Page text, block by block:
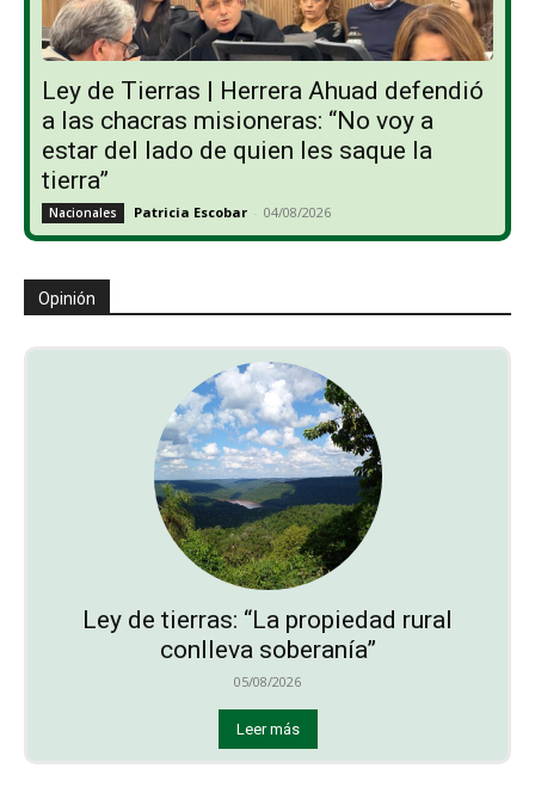
Ley de Tierras | Herrera Ahuad defendió
a las chacras misioneras: “No voy a
estar del lado de quien les saque la
tierra”
Nacionales Patricia Escobar - 04/08/2026
Opinión
Ley de tierras: “La propiedad rural
conlleva soberanía”
05/08/2026
Leer más